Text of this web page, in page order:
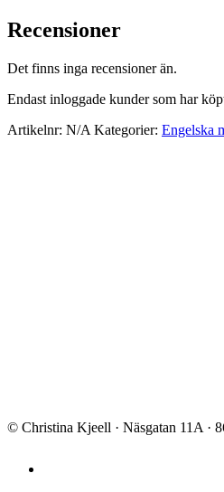
Recensioner
Det finns inga recensioner än.
Endast inloggade kunder som har
Artikelnr: N/A Kategorier: Engelska
© Christina Kjeell · Näsgatan 11A ·